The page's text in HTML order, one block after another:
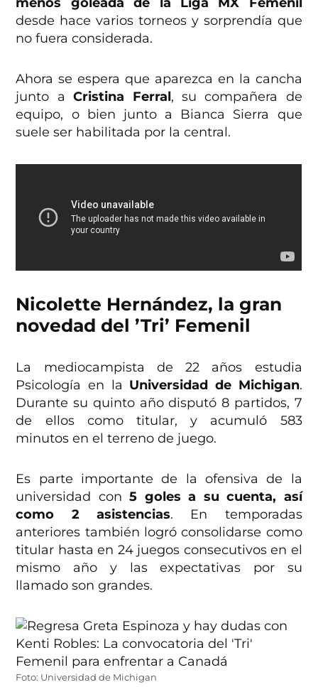
desde hace varios torneos y sorprendía que
no fuera considerada.
Ahora se espera que aparezca en la cancha
junto aCristina Ferral, su compañera de
equipo, o bien junto a Bianca Sierra que
suele ser habilitada por la central.
Nicolette Hernández, la gran
novedad del ’Tri’ Femenil
La mediocampista de 22 años estudia
Psicología en la Universidad de Michigan.
Durante su quinto año disputó 8 partidos, 7
de ellos como titular, y acumuló 583
minutos en el terreno de juego.
Es parte importante de la ofensiva de la
universidad con5 goles a su cuenta, así
como 2 asistencias. En temporadas
anteriores también logró consolidarse como
titular hasta en 24 juegos consecutivos en el
mismo año y las expectativas por su
llamado son grandes.
Foto: Universidad de Michigan